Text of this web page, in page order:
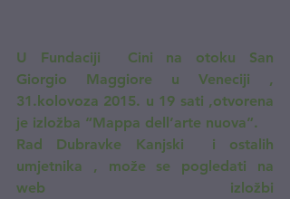
U Fundaciji  Cini na otoku San
Giorgio Maggiore u Veneciji ,
31.kolovoza 2015. u 19 sati ,otvorena
je izložba “Mappa dell’arte nuova”.
Rad Dubravke Kanjski  i ostalih
umjetnika , može se pogledati na
web izložbi